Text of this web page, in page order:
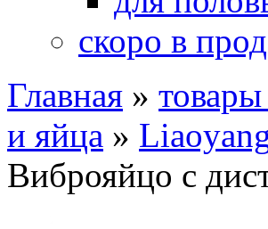
скоро в
Главная »
и яйца »
Виброяйцо с